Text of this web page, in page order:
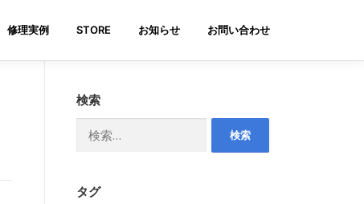
修理実例 STORE お知らせ お問い合わせ
検索
タグ